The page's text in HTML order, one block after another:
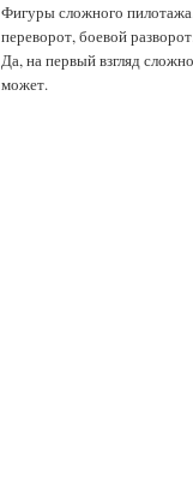
Фигуры сложного
переворот, боевой
Да, на первый взгляд
может.